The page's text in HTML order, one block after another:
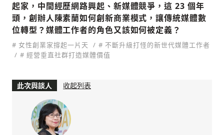
人文
起家，中間經歷網路興起、新媒體競爭，這 23 個年
頭，創辦人陳素蘭如何創新商業模式，讓傳統媒體數
位轉型？媒體工作者的角色又該如何被定義？
# 女性創業家撐起一片天
# 不斷升級打怪的新世代媒體工作者
# 經營垂直社群打造媒體價值
此次與談人 收起列表